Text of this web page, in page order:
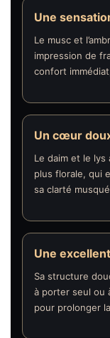
Une
Le musc et
impression de
confort
Un cœur
Le daim et le
plus florale, qui
sa clarté
Une
Sa structure
à porter seul ou
pour prolonger